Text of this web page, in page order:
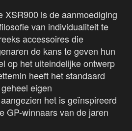
XSR900 is de aanmoediging
van individualiteit te
accessoires die
de kans te geven hun
op het uiteindelijke ontwerp
heeft het standaard
eigen
het is geïnspireerd
GP-winnaars van de jaren